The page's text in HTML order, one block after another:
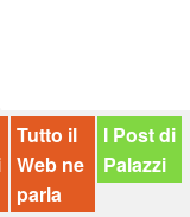
Tutto il
Web ne
parla
I Post di
Palazzi